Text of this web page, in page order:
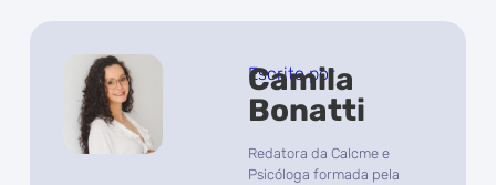
Escrito por
Camila
Bonatti
Redatora da Calcme e
Psicóloga formada pela